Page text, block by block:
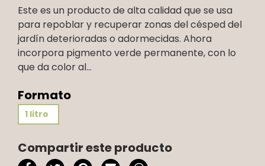
Este es un producto de alta calidad que se usa
para repoblar y recuperar zonas del césped del
jardín deterioradas o adormecidas. Ahora
incorpora pigmento verde permanente, con lo
que da color al...
Formato
1 litro
Compartir este producto